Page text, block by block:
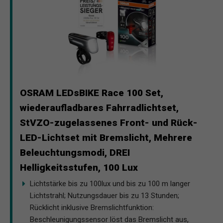
OSRAM LEDsBIKE Race 100 Set,
wiederaufladbares Fahrradlichtset,
StVZO-zugelassenes Front- und Rück-
LED-Lichtset mit Bremslicht, Mehrere
Beleuchtungsmodi, DREI
Helligkeitsstufen, 100 Lux
Lichtstärke bis zu 100lux und bis zu 100 m langer
Lichtstrahl; Nutzungsdauer bis zu 13 Stunden;
Rücklicht inklusive Bremslichtfunktion:
Beschleunigungssensor löst das Bremslicht aus,